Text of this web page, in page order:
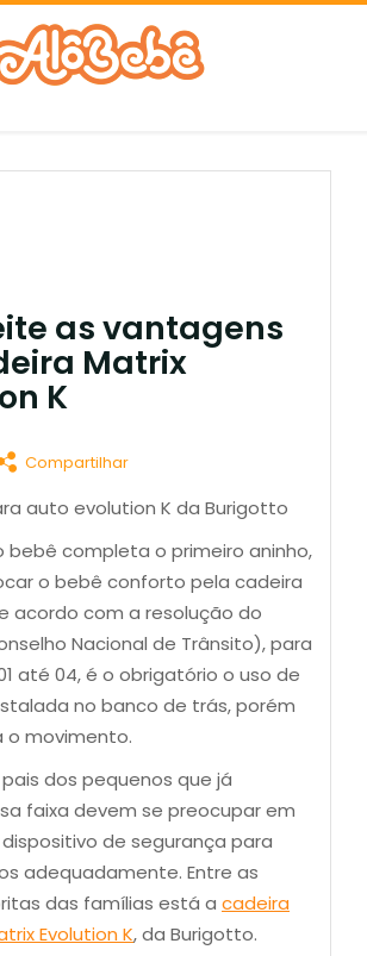
as vantagens
Matrix
K
Compartilhar
bebê completa o primeiro aninho,
o bebê conforto pela cadeira
acordo com a resolução do
Nacional de Trânsito), para
até 04, é o obrigatório o uso de
no banco de trás, porém
o movimento.
dos pequenos que já
faixa devem se preocupar em
de segurança para
adequadamente. Entre as
das famílias está a cadeira
Evolution K, da Burigotto.